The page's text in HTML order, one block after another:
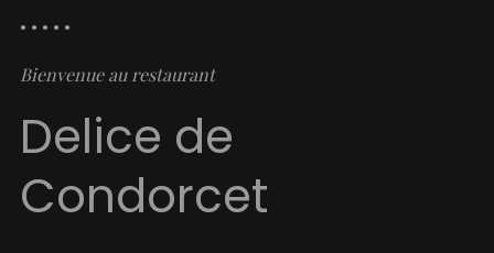
Bienvenue au restaurant
Delice de
Condorcet